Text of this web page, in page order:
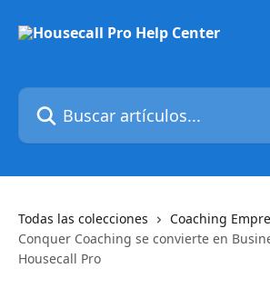
Buscar artículos...
Todas las colecciones
Coaching
Conquer Coaching se convierte en
Housecall Pro